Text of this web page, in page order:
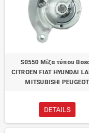
S0550 Μίζα τύπου
CITROEN FIAT HYUNDAI
MITSUBISHI PEUGEOT
DETAILS